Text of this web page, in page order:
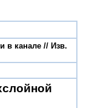
в канале // Изв.